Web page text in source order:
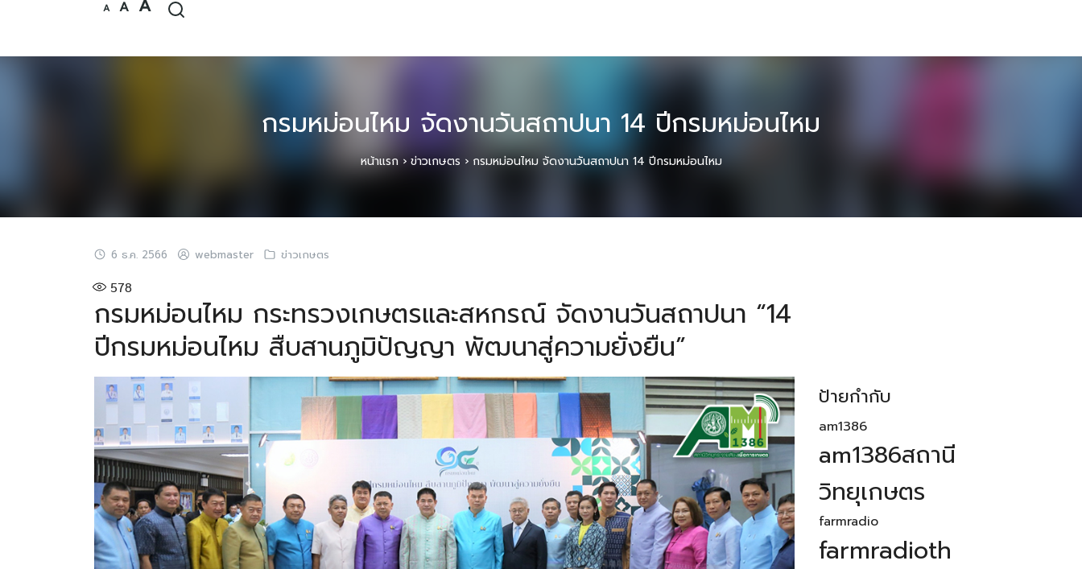
Afont
Afont
A
font
กรมหม่อนไหม จัดงานวันสถาปนา 14 ปีกรมหม่อนไหม
หน้าแรก› ข่าวเกษตร › กรมหม่อนไหม จัดงานวันสถาปนา 14 ปีกรมหม่อนไหม
6 ธ.ค. 2566 webmaster ข่าวเกษตร
578
กรมหม่อนไหม กระทรวงเกษตรและสหกรณ์ จัดงานวันสถาปนา “14
ปีกรมหม่อนไหม สืบสานภูมิปัญญา พัฒนาสู่ความยั่งยืน”
ป้ายกำกับ
am1386
am1386สถานี
วิทยุเกษตร
farmradio
farmradioth